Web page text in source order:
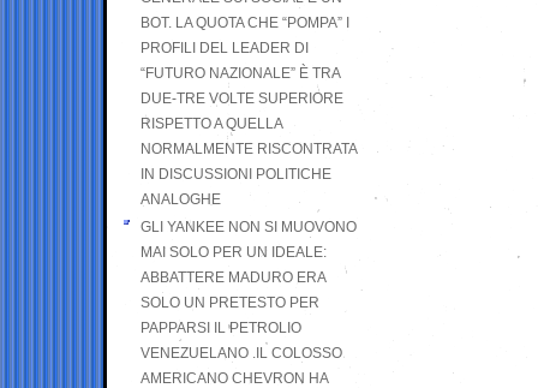
BOT. LA QUOTA CHE “POMPA” I
PROFILI DEL LEADER DI
“FUTURO NAZIONALE” È TRA
DUE-TRE VOLTE SUPERIORE
RISPETTO A QUELLA
NORMALMENTE RISCONTRATA
IN DISCUSSIONI POLITICHE
ANALOGHE
GLI YANKEE NON SI MUOVONO
MAI SOLO PER UN IDEALE:
ABBATTERE MADURO ERA
SOLO UN PRETESTO PER
PAPPARSI IL PETROLIO
VENEZUELANO .IL COLOSSO
AMERICANO CHEVRON HA